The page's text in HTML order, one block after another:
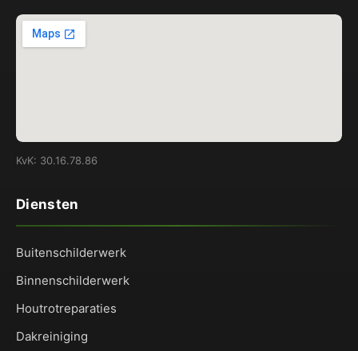
KvK: 30.16.78.86
Diensten
Buitenschilderwerk
Binnenschilderwerk
Houtrotreparaties
Dakreiniging